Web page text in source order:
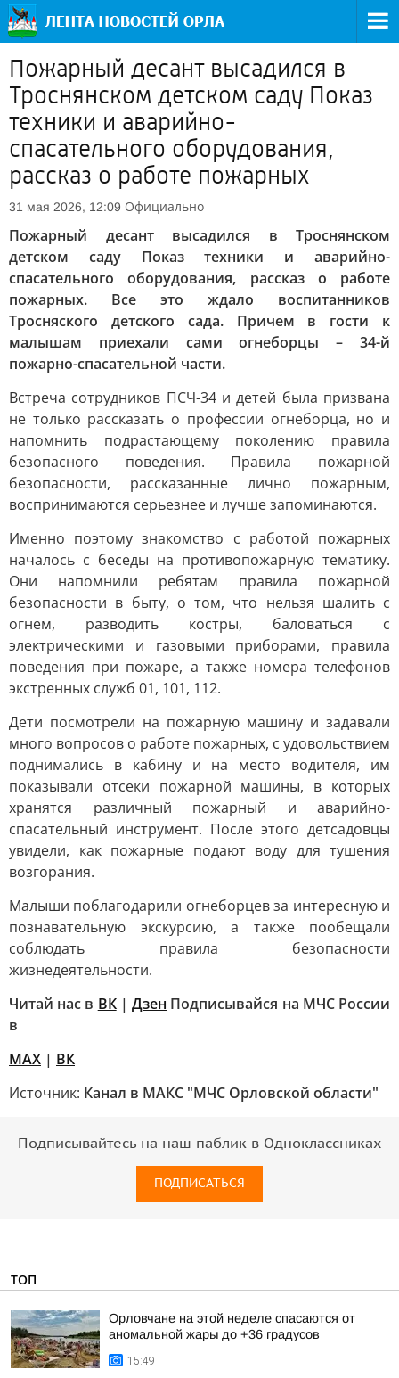
Пожарный десант высадился в
Троснянском детском саду Показ
техники и аварийно-
спасательного оборудования,
рассказ о работе пожарных
31 мая 2026, 12:09 Официально
Пожарный десант высадился в Троснянском
детском саду Показ техники и аварийно-
спасательного оборудования, рассказ о работе
пожарных. Все это ждало воспитанников
Тросняского детского сада. Причем в гости к
малышам приехали сами огнеборцы – 34-й
пожарно-спасательной части.
Встреча сотрудников ПСЧ-34 и детей была призвана
не только рассказать о профессии огнеборца, но и
напомнить подрастающему поколению правила
безопасного поведения. Правила пожарной
безопасности, рассказанные лично пожарным,
воспринимаются серьезнее и лучше запоминаются.
Именно поэтому знакомство с работой пожарных
началось с беседы на противопожарную тематику.
Они напомнили ребятам правила пожарной
безопасности в быту, о том, что нельзя шалить с
огнем, разводить костры, баловаться с
электрическими и газовыми приборами, правила
поведения при пожаре, а также номера телефонов
экстренных служб 01, 101, 112.
Дети посмотрели на пожарную машину и задавали
много вопросов о работе пожарных, с удовольствием
поднимались в кабину и на место водителя, им
показывали отсеки пожарной машины, в которых
хранятся различный пожарный и аварийно-
спасательный инструмент. После этого детсадовцы
увидели, как пожарные подают воду для тушения
возгорания.
Малыши поблагодарили огнеборцев за интересную и
познавательную экскурсию, а также пообещали
соблюдать правила безопасности
жизнедеятельности.
Читай нас в ВК|Дзен Подписывайся на МЧС России
в
MAX | ВК
Источник: Канал в МАКС "МЧС Орловской области"
Подписывайтесь на наш паблик в Одноклассниках
ПОДПИСАТЬСЯ
ТОП
Орловчане на этой неделе спасаются от
аномальной жары до +36 градусов
15:49